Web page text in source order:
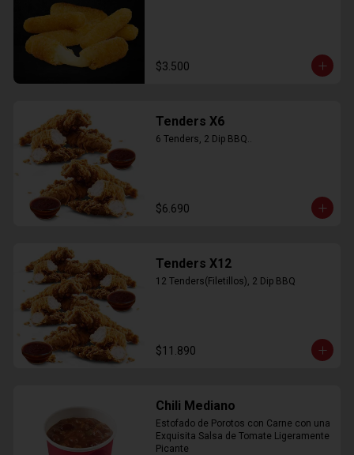
$3.500
Tenders X6
6 Tenders, 2 Dip BBQ..
$6.690
Tenders X12
12 Tenders(Filetillos), 2 Dip BBQ
$11.890
Chili Mediano
Estofado de Porotos con Carne con una
Exquisita Salsa de Tomate Ligeramente
Picante